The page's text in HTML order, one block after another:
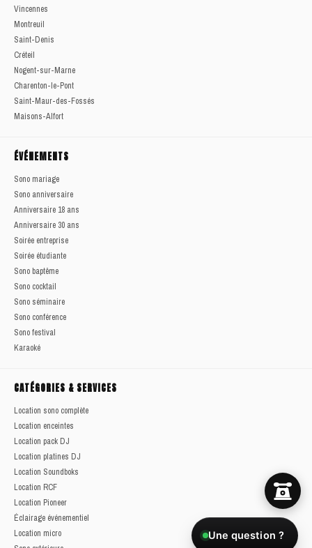
Vincennes
Montreuil
Saint-Denis
Créteil
Nogent-sur-Marne
Charenton-le-Pont
Saint-Maur-des-Fossés
Maisons-Alfort
ÉVÉNEMENTS
Sono mariage
Sono anniversaire
Anniversaire 18 ans
Anniversaire 30 ans
Soirée entreprise
Soirée étudiante
Sono baptême
Sono cocktail
Sono séminaire
Sono conférence
Sono festival
Karaoké
CATÉGORIES & SERVICES
Location sono complète
Location enceintes
Location pack DJ
Location platines DJ
Location Soundboks
Location RCF
Location Pioneer
Éclairage événementiel
Location micro
Une question ?